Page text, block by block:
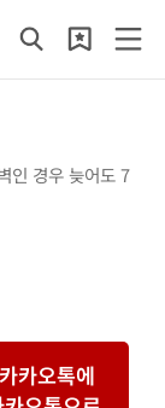
인 경우 늦어도 7
카오톡에